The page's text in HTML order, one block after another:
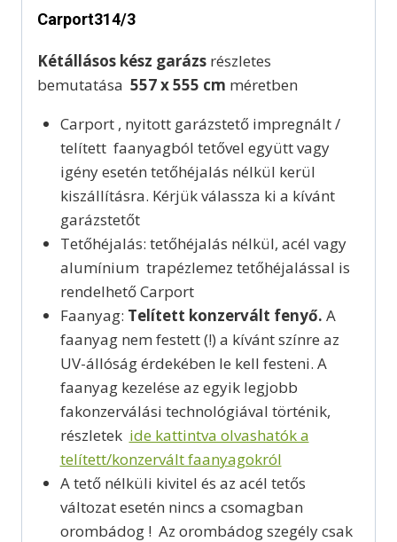
Carport314/3
Kétállásos kész garázs részletes
bemutatása 557 x 555 cm méretben
Carport , nyitott garázstető impregnált /
telített faanyagból tetővel együtt vagy
igény esetén tetőhéjalás nélkül kerül
kiszállításra. Kérjük válassza ki a kívánt
garázstetőt
Tetőhéjalás: tetőhéjalás nélkül, acél vagy
alumínium trapézlemez tetőhéjalással is
rendelhető Carport
Faanyag: Telített konzervált fenyő. A
faanyag nem festett (!) a kívánt színre az
UV-állóság érdekében le kell festeni. A
faanyag kezelése az egyik legjobb
fakonzerválási technológiával történik,
részletek ide kattintva olvashatók a
telített/konzervált faanyagokról
A tető nélküli kivitel és az acél tetős
változat esetén nincs a csomagban
orombádog ! Az orombádog szegély csak